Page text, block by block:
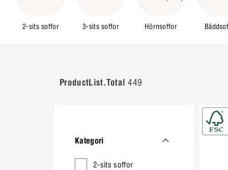
2-sits soffor 3-sits soffor Hörnsoffor
ProductList.Total 449
Kategori
2-sits soffor